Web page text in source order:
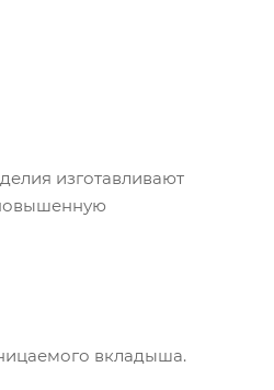
изготавливают
вкладыша.